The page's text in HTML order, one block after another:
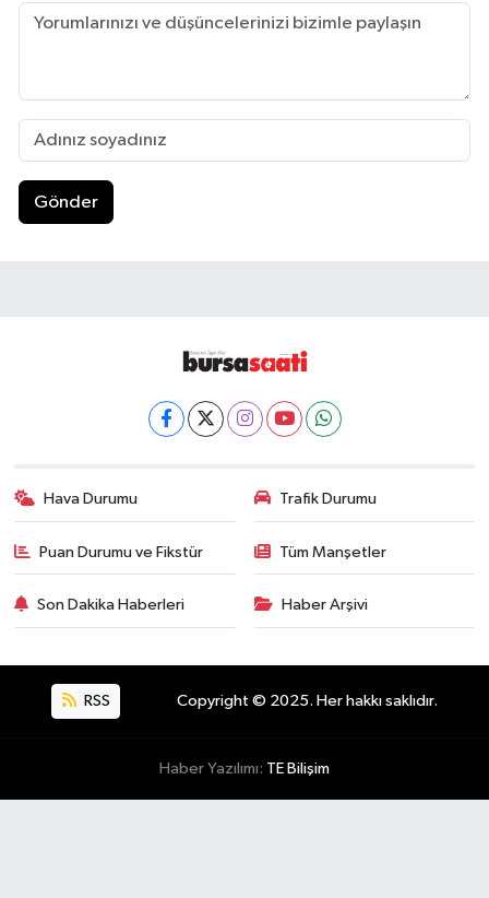
Gönder
Hava Durumu Trafik Durumu
Puan Durumu ve Fikstür Tüm Manşetler
Son Dakika Haberleri Haber Arşivi
RSS Copyright © 2025. Her hakkı saklıdır.
Haber Yazılımı: TE Bilişim